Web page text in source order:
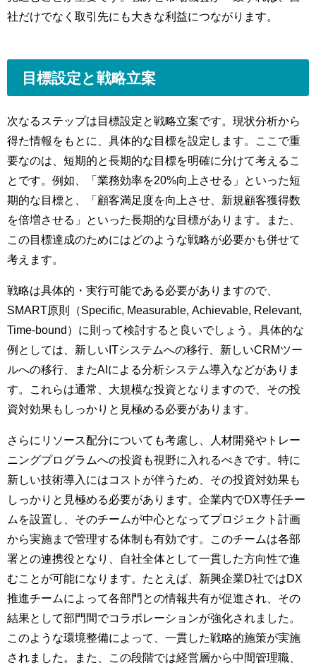
社だけでなく取引先にも大きな利益につながります。
目標設定と戦略立案
次なるステップは目標設定と戦略立案です。現状分析から
得た情報をもとに、具体的な目標を設定します。ここで重
要なのは、短期的と長期的な目標を明確に分けて考えるこ
とです。例如、「業務効率を20%向上させる」といった短
期的な目標と、「顧客満足度を向上させ、新規顧客獲得数
を倍増させる」といった長期的な目標があります。また、
この目標達成のためにはどのような戦略が必要かも併せて
考えます。
戦略は具体的・実行可能である必要がありますので、
SMART原則（Specific, Measurable, Achievable, Relevant,
Time-bound）に則って検討すると良いでしょう。具体的な
例としては、新しいITシステムへの移行、新しいCRMツー
ルへの移行、またAIによる分析システム導入などがありま
す。これらは通常、大規模な投資となりますので、その投
資対効果もしっかりと見極める必要があります。
さらにリソース配分についても考慮し、人材開発やトレー
ニングプログラムへの投資も視野に入れるべきです。特に
新しい技術導入にはコストが伴うため、その投資対効果も
しっかりと見極める必要があります。企業内でDX専任チー
ムを設置し、そのチームが中心となってプロジェクト計画
から実施まで管理する体制も有効です。このチームは各部
署との連携役となり、自社全体として一貫した方向性で進
むことが可能になります。たとえば、新興企業D社ではDX
推進チームによって各部門との情報共有が促進され、その
結果として部門間でコラボレーションが強化されました。
このような環境整備によって、一貫した戦略的施策が実施
されました。また、この段階では経営層から中間管理職、